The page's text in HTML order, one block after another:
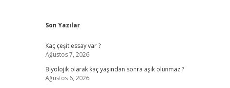
Sidebar
Son Yazılar
Kaç çeşit essay var ?
Ağustos 7, 2026
Biyolojik olarak kaç yaşından sonra aşık olunmaz ?
Ağustos 6, 2026